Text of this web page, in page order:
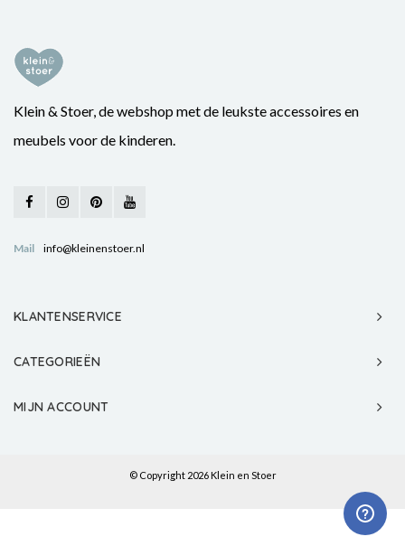
Klein & Stoer, de webshop met de leukste accessoires en
meubels voor de kinderen.
Mail info@kleinenstoer.nl
KLANTENSERVICE
CATEGORIEËN
MIJN ACCOUNT
© Copyright 2026 Klein en Stoer